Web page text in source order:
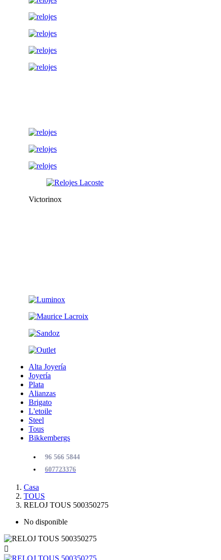
Victorinox
Alta Joyería
Joyería
Plata
Alianzas
Brigato
L'etoile
Steel
Tous
Bikkembergs
96 566 5844
607723376
Casa
TOUS
RELOJ TOUS 500350275
No disponible
